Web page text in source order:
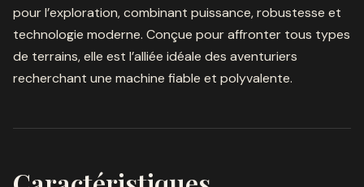
pour l’exploration, combinant puissance, robustesse et
technologie moderne. Conçue pour affronter tous types
de terrains, elle est l’alliée idéale des aventuriers
recherchant une machine fiable et polyvalente.